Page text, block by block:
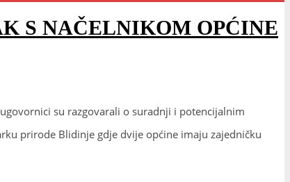
S NAČELNIKOM OPĆINE
su razgovarali o suradnji i potencijalnim
prirode Blidinje gdje dvije općine imaju zajedničku